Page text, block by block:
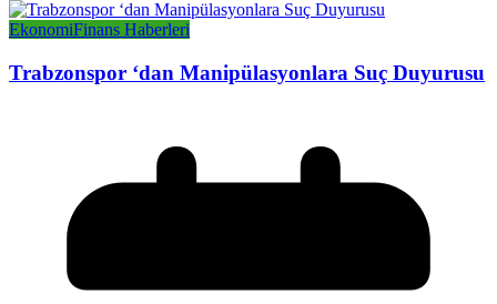
EkonomiFinans Haberleri
Trabzonspor ‘dan Manipülasyonlara Suç Duyurusu